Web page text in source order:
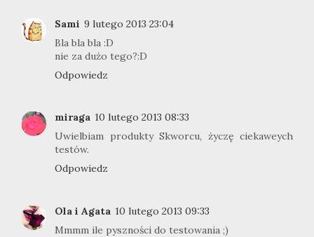
Sami 9 lutego 2013 23:04
Bla bla bla :D
nie za dużo tego?:D
Odpowiedz
miraga 10 lutego 2013 08:33
Uwielbiam produkty Skworcu, życzę ciekaweych
testów.
Odpowiedz
Ola i Agata 10 lutego 2013 09:33
Mmmm ile pyszności do testowania ;)